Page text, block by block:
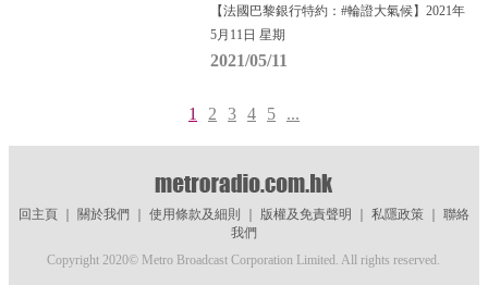
【法國巴黎銀行特約：#輪證大氣候】2021年
5月11日 星期
2021/05/11
1 2 3 4 5 ...
回主頁｜ 關於我們 使用條款及細則 版權及免責聲明 私隱政策｜ 聯絡
我們
Copyright 2020© Metro Broadcast Corporation Limited. All rights reserved.